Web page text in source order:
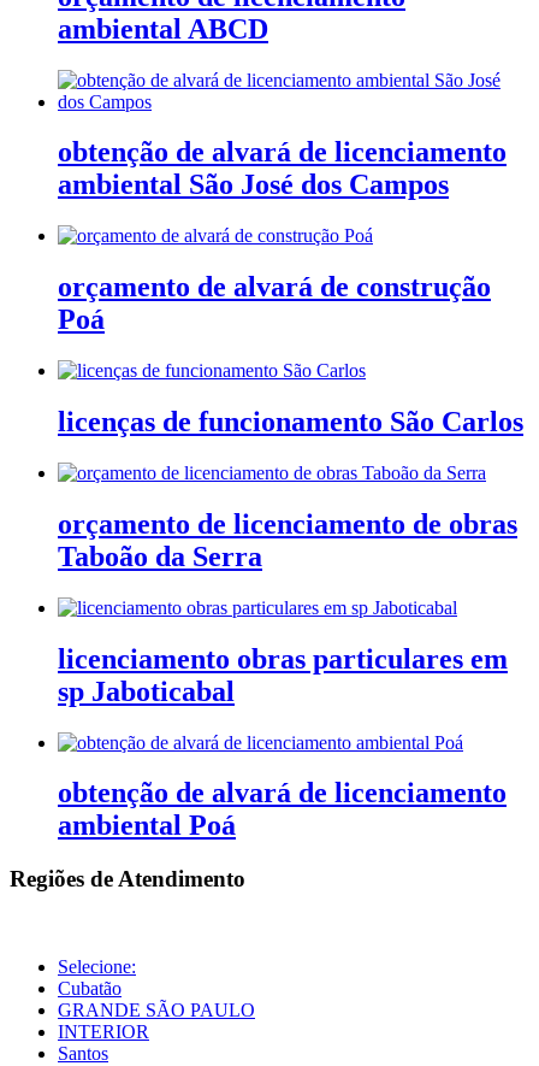
ambiental ABCD
obtenção de alvará de licenciamento
ambiental São José dos Campos
orçamento de alvará de construção
Poá
licenças de funcionamento São Carlos
orçamento de licenciamento de obras
Taboão da Serra
licenciamento obras particulares em
sp Jaboticabal
obtenção de alvará de licenciamento
ambiental Poá
Regiões de Atendimento
Selecione:
Cubatão
GRANDE SÃO PAULO
INTERIOR
Santos